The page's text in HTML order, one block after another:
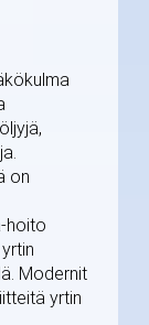
on
hoito
Modernit
yrtin